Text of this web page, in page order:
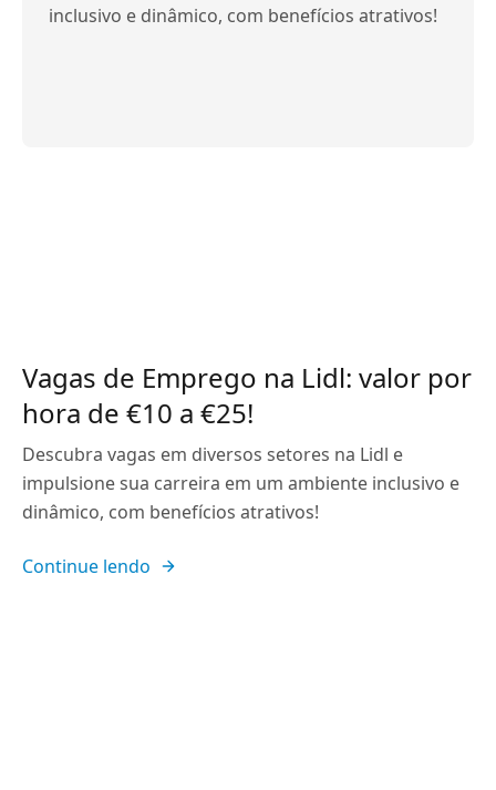
inclusivo e dinâmico, com benefícios atrativos!
Vagas de Emprego na Lidl: valor por
hora de €10 a €25!
Descubra vagas em diversos setores na Lidl e
impulsione sua carreira em um ambiente inclusivo e
dinâmico, com benefícios atrativos!
Continue lendo